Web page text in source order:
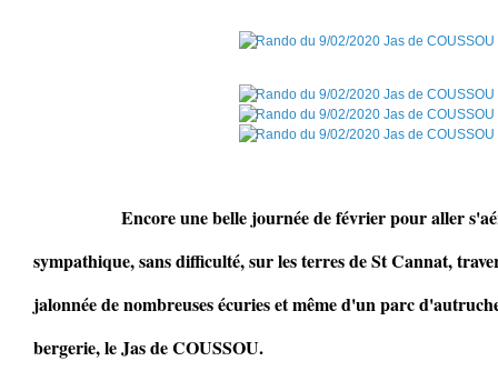
Encore une belle journée de février pour aller
sympathique, sans difficulté, sur les terres de St Cannat,
jalonnée de nombreuses écuries et même d'un parc
bergerie, le Jas de COUSSOU.